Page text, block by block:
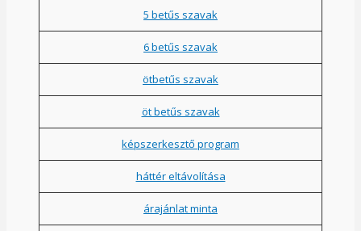
5 betűs szavak
6 betűs szavak
ötbetűs szavak
öt betűs szavak
képszerkesztő program
háttér eltávolítása
árajánlat minta